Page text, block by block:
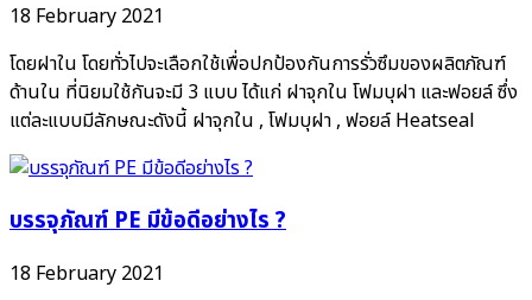
18 February 2021
โดยฝาใน โดยทั่วไปจะเลือกใช้เพื่อปกป้องกันการรั่วซึมของผลิตภัณฑ์
ด้านใน ที่นิยมใช้กันจะมี 3 แบบ ได้แก่ ฝาจุกใน โฟมบุฝา และฟอยล์ ซึ่ง
แต่ละแบบมีลักษณะดังนี้ ฝาจุกใน , โฟมบุฝา , ฟอยล์ Heatseal
บรรจุภัณฑ์ PE มีข้อดีอย่างไร ?
18 February 2021